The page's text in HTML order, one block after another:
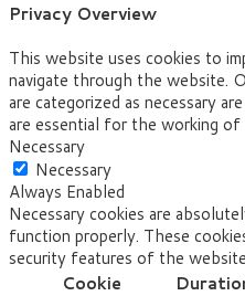
Privacy Overview
This website uses cookies to
navigate through the website.
are categorized as necessary
are essential for the working
Necessary
Necessary
Always Enabled
Necessary cookies are
function properly. These
security features of the
Cookie